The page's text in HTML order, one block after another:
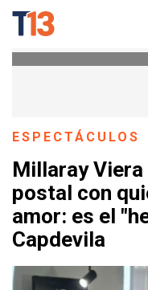
ESPECTÁCULOS
Millaray
postal con
amor: es el
Capdevila